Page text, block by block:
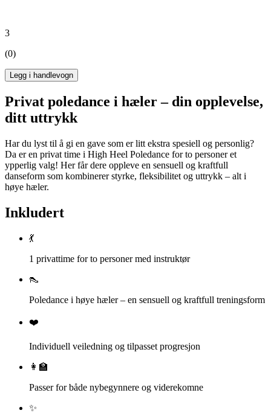
3
(0)
Legg i handlevogn
Privat poledance i hæler – din opplevelse,
ditt uttrykk
Har du lyst til å gi en gave som er litt ekstra spesiell og personlig?
Da er en privat time i High Heel Poledance for to personer et
ypperlig valg! Her får dere oppleve en sensuell og kraftfull
danseform som kombinerer styrke, fleksibilitet og uttrykk – alt i
høye hæler.
Inkludert
💃
1 privattime for to personer med instruktør
👠
Poledance i høye hæler – en sensuell og kraftfull treningsform
❤️
Individuell veiledning og tilpasset progresjon
👩‍🏫
Passer for både nybegynnere og viderekomne
✨